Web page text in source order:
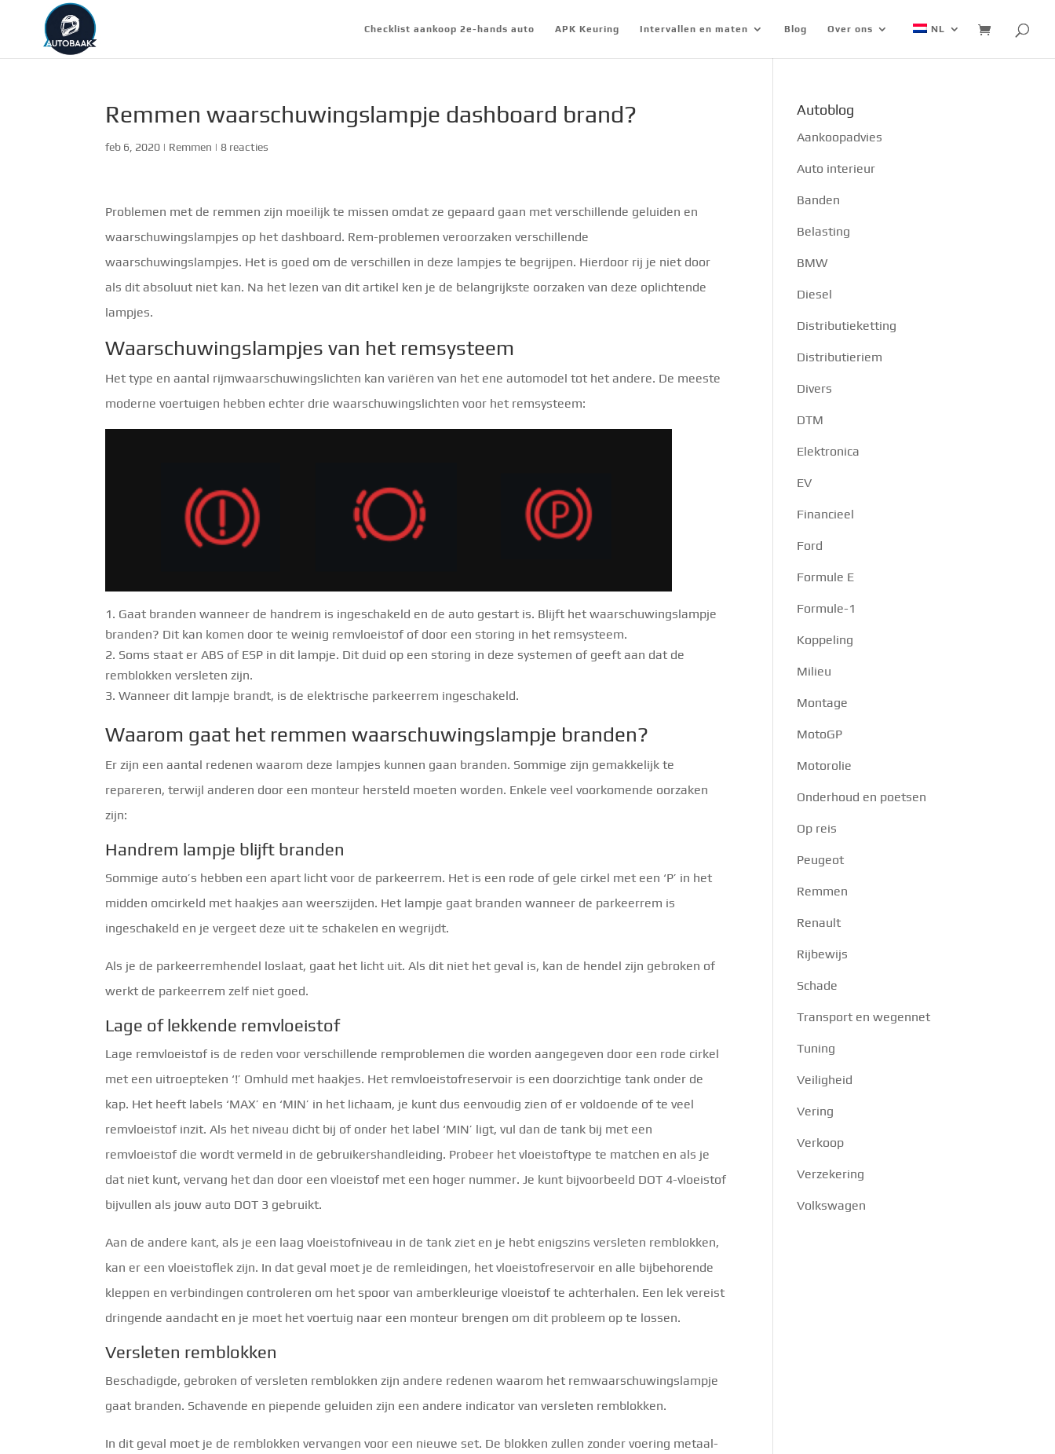
Checklist aankoop 2e-hands auto APK Keuring Intervallen en maten Blog Over ons NL
Remmen waarschuwingslampje dashboard brand?
feb 6, 2020 | Remmen |8 reacties
Problemen met de remmen zijn moeilijk te missen omdat ze gepaard gaan met verschillende geluiden en
waarschuwingslampjes op het dashboard. Rem-problemen veroorzaken verschillende
waarschuwingslampjes. Het is goed om de verschillen in deze lampjes te begrijpen. Hierdoor rij je niet door
als dit absoluut niet kan. Na het lezen van dit artikel ken je de belangrijkste oorzaken van deze oplichtende
lampjes.
Waarschuwingslampjes van het remsysteem
Het type en aantal rijmwaarschuwingslichten kan variëren van het ene automodel tot het andere. De meeste
moderne voertuigen hebben echter drie waarschuwingslichten voor het remsysteem:
Gaat branden wanneer de handrem is ingeschakeld en de auto gestart is. Blijft het waarschuwingslampje
branden? Dit kan komen door te weinig remvloeistof of door een storing in het remsysteem.
Soms staat er ABS of ESP in dit lampje. Dit duid op een storing in deze systemen of geeft aan dat de
remblokken versleten zijn.
Wanneer dit lampje brandt, is de elektrische parkeerrem ingeschakeld.
Waarom gaat het remmen waarschuwingslampje branden?
Er zijn een aantal redenen waarom deze lampjes kunnen gaan branden. Sommige zijn gemakkelijk te
repareren, terwijl anderen door een monteur hersteld moeten worden. Enkele veel voorkomende oorzaken
zijn:
Handrem lampje blijft branden
Sommige auto’s hebben een apart licht voor de parkeerrem. Het is een rode of gele cirkel met een ‘P’ in het
midden omcirkeld met haakjes aan weerszijden. Het lampje gaat branden wanneer de parkeerrem is
ingeschakeld en je vergeet deze uit te schakelen en wegrijdt.
Als je de parkeerremhendel loslaat, gaat het licht uit. Als dit niet het geval is, kan de hendel zijn gebroken of
werkt de parkeerrem zelf niet goed.
Lage of lekkende remvloeistof
Lage remvloeistof is de reden voor verschillende remproblemen die worden aangegeven door een rode cirkel
met een uitroepteken ‘!’ Omhuld met haakjes. Het remvloeistofreservoir is een doorzichtige tank onder de
kap. Het heeft labels ‘MAX’ en ‘MIN’ in het lichaam, je kunt dus eenvoudig zien of er voldoende of te veel
remvloeistof inzit. Als het niveau dicht bij of onder het label ‘MIN’ ligt, vul dan de tank bij met een
remvloeistof die wordt vermeld in de gebruikershandleiding. Probeer het vloeistoftype te matchen en als je
dat niet kunt, vervang het dan door een vloeistof met een hoger nummer. Je kunt bijvoorbeeld DOT 4-vloeistof
bijvullen als jouw auto DOT 3 gebruikt.
Aan de andere kant, als je een laag vloeistofniveau in de tank ziet en je hebt enigszins versleten remblokken,
kan er een vloeistoflek zijn. In dat geval moet je de remleidingen, het vloeistofreservoir en alle bijbehorende
kleppen en verbindingen controleren om het spoor van amberkleurige vloeistof te achterhalen. Een lek vereist
dringende aandacht en je moet het voertuig naar een monteur brengen om dit probleem op te lossen.
Versleten remblokken
Beschadigde, gebroken of versleten remblokken zijn andere redenen waarom het remwaarschuwingslampje
gaat branden. Schavende en piepende geluiden zijn een andere indicator van versleten remblokken.
In dit geval moet je de remblokken vervangen voor een nieuwe set. De blokken zullen zonder voering metaal-
Autoblog
Aankoopadvies
Auto interieur
Banden
Belasting
BMW
Diesel
Distributieketting
Distributieriem
Divers
DTM
Elektronica
EV
Financieel
Ford
Formule E
Formule-1
Koppeling
Milieu
Montage
MotoGP
Motorolie
Onderhoud en poetsen
Op reis
Peugeot
Remmen
Renault
Rijbewijs
Schade
Transport en wegennet
Tuning
Veiligheid
Vering
Verkoop
Verzekering
Volkswagen